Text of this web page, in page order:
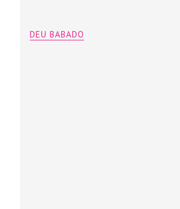
DEU BABADO